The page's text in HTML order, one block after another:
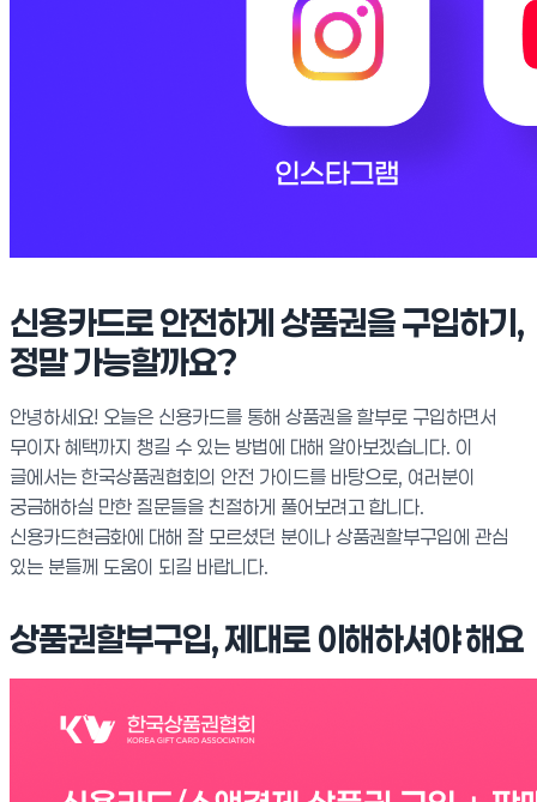
신용카드로 안전하게 상품권을 구입하기,
정말 가능할까요?
안녕하세요! 오늘은 신용카드를 통해 상품권을 할부로 구입하면서
무이자 혜택까지 챙길 수 있는 방법에 대해 알아보겠습니다. 이
글에서는 한국상품권협회의 안전 가이드를 바탕으로, 여러분이
궁금해하실 만한 질문들을 친절하게 풀어보려고 합니다.
신용카드현금화에 대해 잘 모르셨던 분이나 상품권할부구입에 관심
있는 분들께 도움이 되길 바랍니다.
상품권할부구입, 제대로 이해하셔야 해요